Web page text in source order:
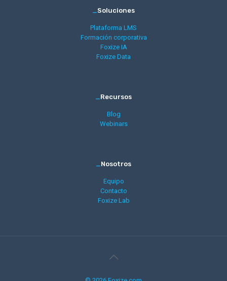
_Soluciones
Plataforma LMS
Formación corporativa
Foxize IA
Foxize Data
_Recursos
Blog
Webinars
_Nosotros
Equipo
Contacto
Foxize Lab